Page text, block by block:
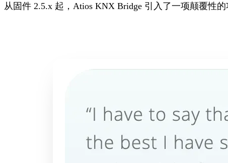
从固件 2.5.x 起，Atios KNX Bridge 引入了一项颠覆性的